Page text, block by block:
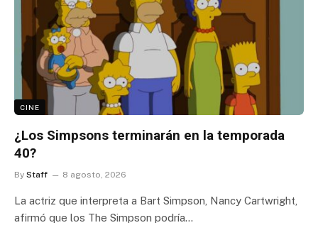
CINE
¿Los Simpsons terminarán en la temporada
40?
By Staff 8 agosto, 2026
La actriz que interpreta a Bart Simpson, Nancy Cartwright,
afirmó que los The Simpson podría…